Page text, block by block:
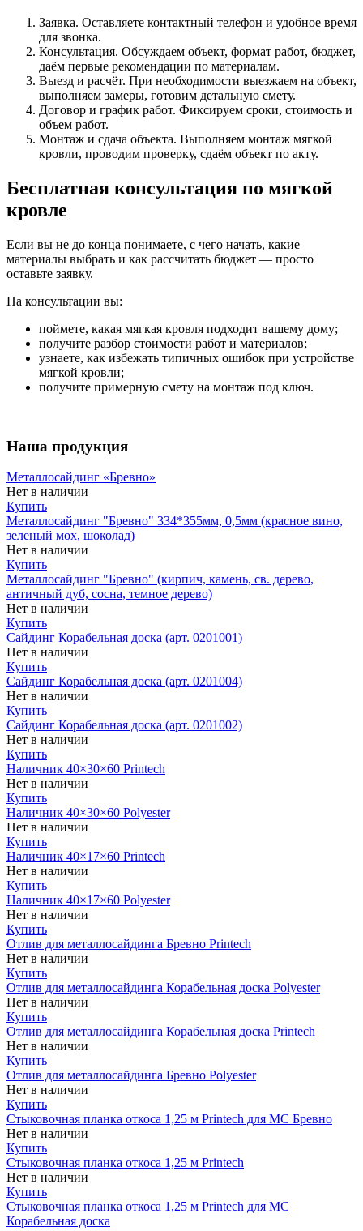
Заявка. Оставляете контактный телефон и удобное время
для звонка.
Консультация. Обсуждаем объект, формат работ, бюджет,
даём первые рекомендации по материалам.
Выезд и расчёт. При необходимости выезжаем на объект,
выполняем замеры, готовим детальную смету.
Договор и график работ. Фиксируем сроки, стоимость и
объем работ.
Монтаж и сдача объекта. Выполняем монтаж мягкой
кровли, проводим проверку, сдаём объект по акту.
Бесплатная консультация по мягкой
кровле
Если вы не до конца понимаете, с чего начать, какие
материалы выбрать и как рассчитать бюджет — просто
оставьте заявку.
На консультации вы:
поймете, какая мягкая кровля подходит вашему дому;
получите разбор стоимости работ и материалов;
узнаете, как избежать типичных ошибок при устройстве
мягкой кровли;
получите примерную смету на монтаж под ключ.
Наша продукция
Металлосайдинг «Бревно»
Нет в наличии
Купить
Металлосайдинг "Бревно" 334*355мм, 0,5мм (красное вино,
зеленый мох, шоколад)
Нет в наличии
Купить
Металлосайдинг "Бревно" (кирпич, камень, св. дерево,
античный дуб, сосна, темное дерево)
Нет в наличии
Купить
Сайдинг Корабельная доска (арт. 0201001)
Нет в наличии
Купить
Сайдинг Корабельная доска (арт. 0201004)
Нет в наличии
Купить
Сайдинг Корабельная доска (арт. 0201002)
Нет в наличии
Купить
Наличник 40×30×60 Printech
Нет в наличии
Купить
Наличник 40×30×60 Polyester
Нет в наличии
Купить
Наличник 40×17×60 Printech
Нет в наличии
Купить
Наличник 40×17×60 Polyester
Нет в наличии
Купить
Отлив для металлосайдинга Бревно Printech
Нет в наличии
Купить
Отлив для металлосайдинга Корабельная доска Polyester
Нет в наличии
Купить
Отлив для металлосайдинга Корабельная доска Printech
Нет в наличии
Купить
Отлив для металлосайдинга Бревно Polyester
Нет в наличии
Купить
Стыковочная планка откоса 1,25 м Printech для МС Бревно
Нет в наличии
Купить
Стыковочная планка откоса 1,25 м Printech
Нет в наличии
Купить
Стыковочная планка откоса 1,25 м Printech для МС
Корабельная доска